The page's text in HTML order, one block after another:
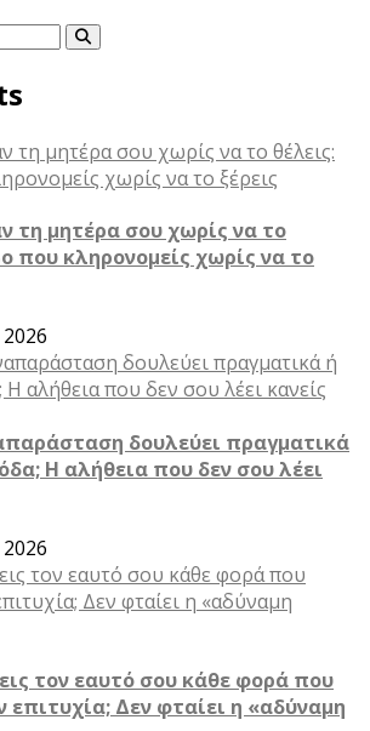
τη μητέρα σου χωρίς να το
που κληρονομείς χωρίς να το
δουλεύει πραγματικά
Η αλήθεια που δεν σου λέει
τον εαυτό σου κάθε φορά που
επιτυχία; Δεν φταίει η «αδύναμη